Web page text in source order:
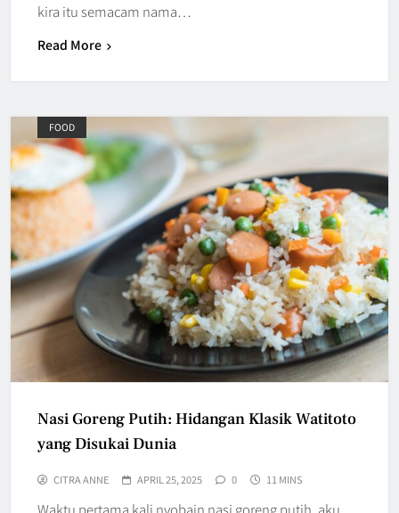
kira itu semacam nama…
Read More
FOOD
Nasi Goreng Putih: Hidangan Klasik Watitoto
yang Disukai Dunia
CITRA ANNE APRIL 25, 2025 0 11 MINS